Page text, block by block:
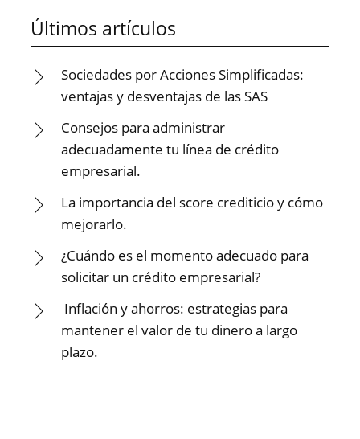
Últimos artículos
Sociedades por Acciones Simplificadas:
ventajas y desventajas de las SAS
Consejos para administrar
adecuadamente tu línea de crédito
empresarial.
La importancia del score crediticio y cómo
mejorarlo.
¿Cuándo es el momento adecuado para
solicitar un crédito empresarial?
Inflación y ahorros: estrategias para
mantener el valor de tu dinero a largo
plazo.